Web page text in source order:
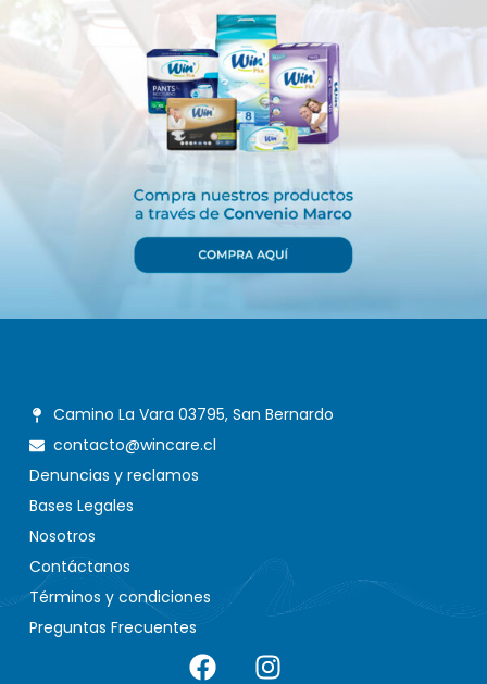
Camino La Vara 03795, San Bernardo
contacto@wincare.cl
Denuncias y reclamos
Bases Legales
Nosotros
Contáctanos
Términos y condiciones
Preguntas Frecuentes